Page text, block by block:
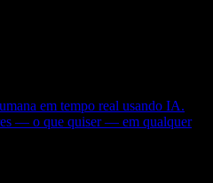
em tempo real usando IA.
— o que quiser — em qualquer